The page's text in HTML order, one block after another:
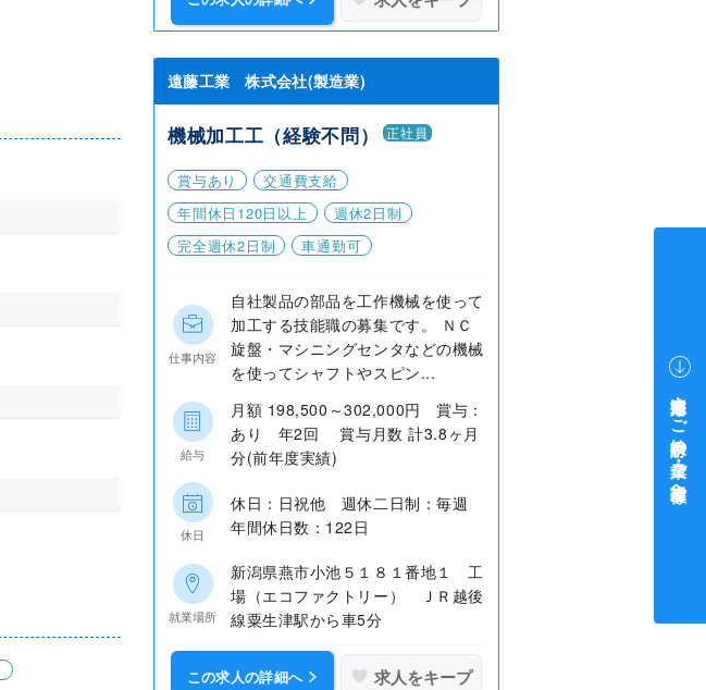
遠藤工業 株式会社(製造業)
機械加工工（経験不問） 正社員
賞与あり
交通費支給
年間休日120日以上
週休2日制
完全週休2日制
車通勤可
仕事内容
自社製品の部品を工作機械を使って
加工する技能職の募集です。 ＮＣ
旋盤・マシニングセンタなどの機械
を使ってシャフトやスピン...
給与
月額 198,500～302,000円 賞与：
あり 年2回 賞与月数 計3.8ヶ月
分(前年度実績)
休日
休日：日祝他 週休二日制：毎週
年間休日数：122日
就業場所
新潟県燕市小池５１８１番地１ 工
場（エコファクトリー） ＪＲ越後
線粟生津駅から車5分
この求人の詳細へ 求人をキープ
中途採用をご検討中の企業・ご担当者様へ